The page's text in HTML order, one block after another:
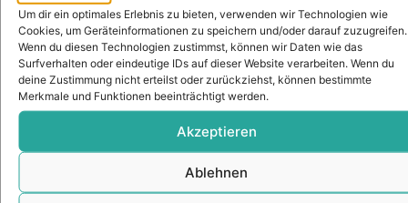
Um dir ein optimales Erlebnis zu bieten, verwenden wir Technologien wie
Cookies, um Geräteinformationen zu speichern und/oder darauf zuzugreifen.
Wenn du diesen Technologien zustimmst, können wir Daten wie das
Surfverhalten oder eindeutige IDs auf dieser Website verarbeiten. Wenn du
deine Zustimmung nicht erteilst oder zurückziehst, können bestimmte
Merkmale und Funktionen beeinträchtigt werden.
Akzeptieren
Ablehnen
– seit 2017.
KONTAKT
Adresse
Mainwesthafen Immobilien Speicherstraße 5
60327 Frankfurt